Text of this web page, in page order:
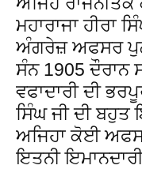
ਮਹਾਰਾਜਾ ਹੀਰਾ
ਅੰਗਰੇਜ਼ ਅਫਸਰ
ਸੰਨ 1905 ਦੌਰਾਨ
ਵਫਾਦਾਰੀ ਦੀ
ਸਿੰਘ ਜੀ ਦੀ
ਅਜਿਹਾ ਕੋਈ
ਇਤਨੀ